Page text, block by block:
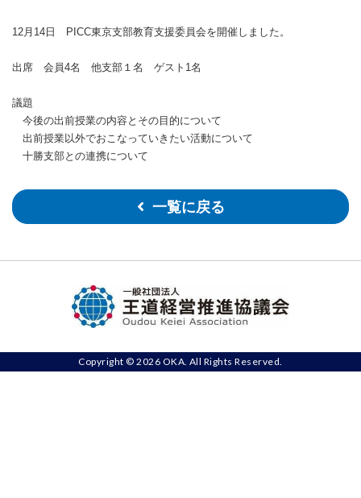
12月14日 PICC東京支部教育支援委員会を開催しました。
出席 会員4名 他支部１名 ゲスト1名
議題
今後の出前授業の内容とその目的について
出前授業以外でおこなっていきたい活動について
十勝支部との連携について
一覧に戻る
Copyright © 2026 OKA. All Rights Reserved.